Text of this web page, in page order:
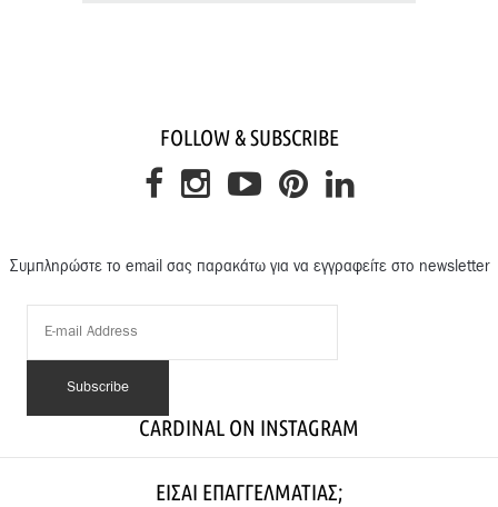
FOLLOW & SUBSCRIBE
Συμπληρώστε το email σας παρακάτω για να εγγραφείτε στο newsletter
CARDINAL ON INSTAGRAM
ΕΊΣΑΙ ΕΠΑΓΓΕΛΜΑΤΊΑΣ;